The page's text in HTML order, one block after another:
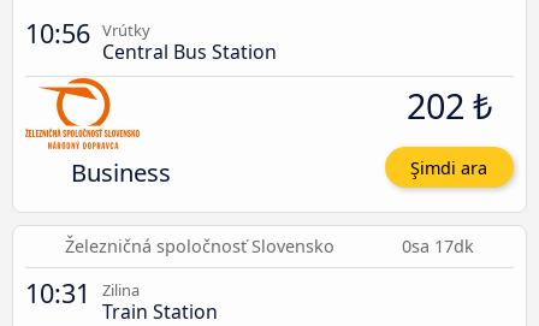
10:56 Vrútky
Central Bus Station
Business
202 ₺
Şimdi ara
Železničná spoločnosť Slovensko 0sa 17dk
10:31 Zilina
Train Station